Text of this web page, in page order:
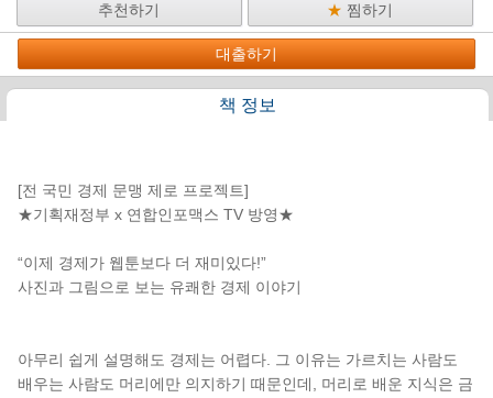
추천하기 ★ 찜하기
대출하기
책 정보
[전 국민 경제 문맹 제로 프로젝트]
★기획재정부 x 연합인포맥스 TV 방영★
“이제 경제가 웹툰보다 더 재미있다!”
사진과 그림으로 보는 유쾌한 경제 이야기
아무리 쉽게 설명해도 경제는 어렵다. 그 이유는 가르치는 사람도
배우는 사람도 머리에만 의지하기 때문인데, 머리로 배운 지식은 금